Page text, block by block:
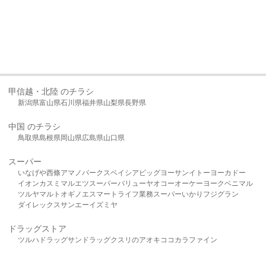
甲信越・北陸 のチラシ
新潟県富山県石川県福井県山梨県長野県
中国 のチラシ
鳥取県島根県岡山県広島県山口県
スーパー
いなげや西條アマノパークスベイシア ビッグヨーサンイトーヨーカドー
イオンカスミ マルエツスーパーバリューヤオコーオーケー ヨークベニマル
ツルヤマルト オギノ エスマート ライフ業務スーパーいかり フジグラン
ダイレックスサンエーイズミヤ
ドラッグストア
ツルハドラッグサンドラッグクスリのアオキ ココカラファイン